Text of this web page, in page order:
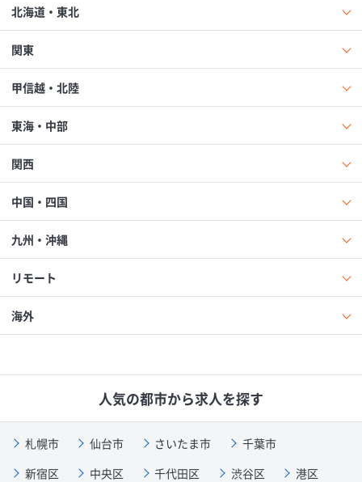
北海道・東北
関東
甲信越・北陸
東海・中部
関西
中国・四国
九州・沖縄
リモート
海外
人気の都市から求人を探す
札幌市 仙台市 さいたま市
千葉市
新宿区
中央区 千代田区 渋谷区
港区